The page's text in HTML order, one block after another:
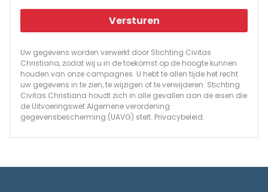
Versturen
Uw gegevens worden verwerkt door Stichting Civitas
Christiana, zodat wij u in de toekomst op de hoogte kunnen
houden van onze campagnes. U hebt te allen tijde het recht
uw gegevens in te zien, te wijzigen of te verwijderen. Stichting
Civitas Christiana houdt zich in alle gevallen aan de eisen die
de Uitvoeringswet Algemene verordening
gegevensbescherming (UAVG) stelt. Privacybeleid.